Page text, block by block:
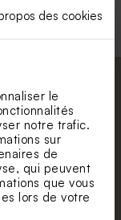
des cookies
le
notre trafic.
sur
de
qui peuvent
que vous
lors de votre
et restez
de 5%